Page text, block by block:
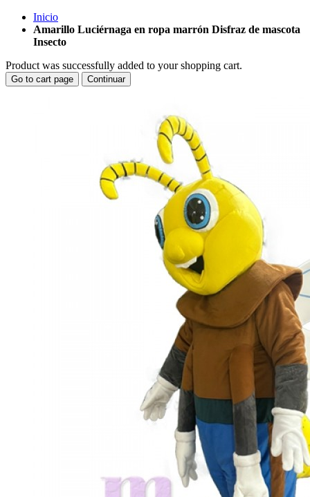
Inicio
Amarillo Luciérnaga en ropa marrón Disfraz de mascota
Insecto
Product was successfully added to your shopping cart.
Go to cart page Continuar